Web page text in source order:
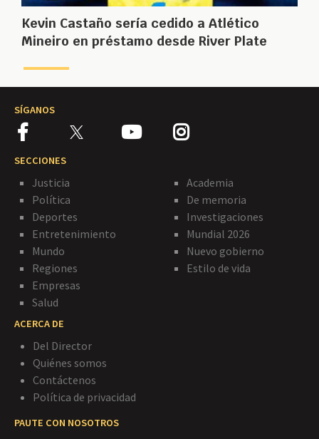
Kevin Castaño sería cedido a Atlético
Mineiro en préstamo desde River Plate
SÍGANOS
SECCIONES
Justicia
Política
Deportes
Entretenimiento
Mundo
Regiones
Empresas
Salud
Academia
De memoria
Investigaciones
Mundial 2026
Nuevo gobierno
Estilo de vida
ACERCA DE
Del Director
Quiénes somos
Contáctenos
Política de privacidad
PAUTE CON NOSOTROS